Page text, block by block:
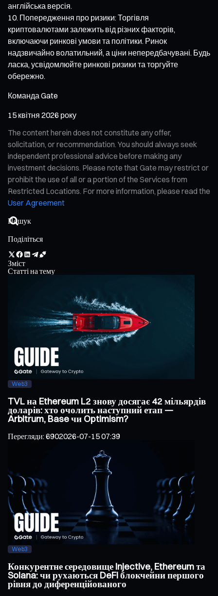
англійська версія.
Попередження про ризики: Торгівля
криптовалютами залежить від різних факторів,
включаючи ринкові умови та політики. Ринок
надзвичайно волатильний, а ціни непередбачувані. Будь
ласка, усвідомлюйте ринкові ризики та торгуйте
обережно.
Команда Gate
15 квітня 2026 року
The content herein does not constitute any offer,
solicitation, or recommendation. You should always seek
independent professional advice before making any
investment decisions. Please note that Gate may restrict or
prohibit the use of all or a portion of the Services from
Restricted Locations. For more information, please read the
User Agreement
Поділіться
Зміст
Статті на тему
Web3
TVL на Ethereum L2 знову досягає 42 мільярдів
доларів: хто очолить наступний етап —
Arbitrum, Base чи Optimism?
Перегляди:6902026-07-15 07:39
Web3
Конкурентне середовище Injective, Ethereum та
Solana: чи рухаються DeFi блокчейни першого
рівня до диференційованого